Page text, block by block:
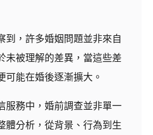
到，許多婚姻問題並非來自
未被理解的差異，當這些差
可能在婚後逐漸擴大。
服務中，婚前調查並非單一
體分析，從背景、行為到生